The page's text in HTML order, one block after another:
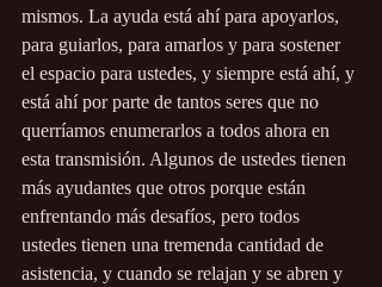
mismos. La ayuda está ahí para apoyarlos,
para guiarlos, para amarlos y para sostener
el espacio para ustedes, y siempre está ahí, y
está ahí por parte de tantos seres que no
querríamos enumerarlos a todos ahora en
esta transmisión. Algunos de ustedes tienen
más ayudantes que otros porque están
enfrentando más desafíos, pero todos
ustedes tienen una tremenda cantidad de
asistencia, y cuando se relajan y se abren y